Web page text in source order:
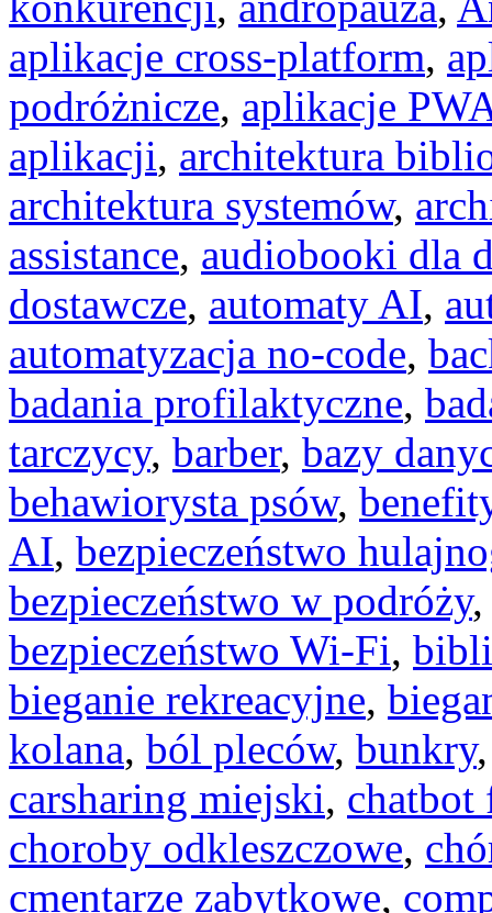
aplikacje cross-platform,
podróżnicze, aplikacje
aplikacji, architektura
architektura systemów,
assistance, audiobooki dla
dostawcze, automaty AI,
automatyzacja no-code,
badania profilaktyczne,
tarczycy, barber, bazy
behawiorysta psów,
AI, bezpieczeństwo
bezpieczeństwo w podróży
bezpieczeństwo Wi-Fi,
bieganie rekreacyjne,
kolana, ból pleców, bunkry
carsharing miejski, chatbot
choroby odkleszczowe,
cmentarze zabytkowe,